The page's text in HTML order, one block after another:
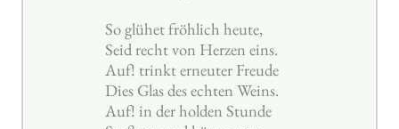
So glühet fröhlich heute,
Seid recht von Herzen eins.
Auf! trinkt erneuter Freude
Dies Glas des echten Weins.
Auf! in der holden Stunde